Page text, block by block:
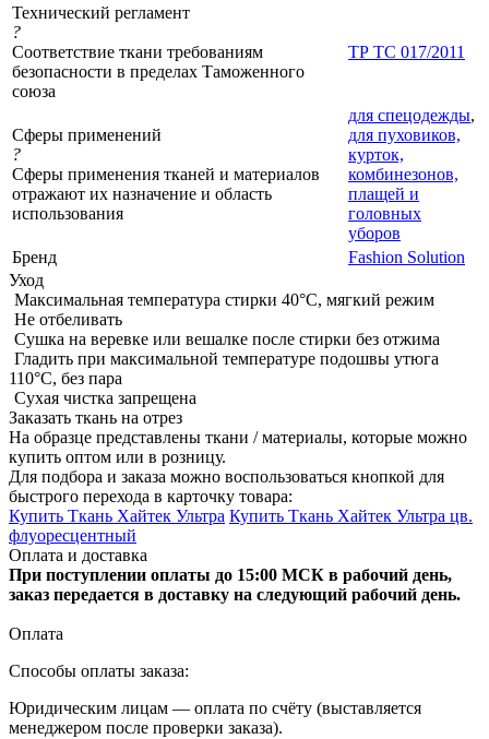
Технический регламент
?
Соответствие ткани требованиям
безопасности в пределах Таможенного
союза
ТР ТС 017/2011
Сферы применений
?
Сферы применения тканей и материалов
отражают их назначение и область
использования
для спецодежды,
для пуховиков,
курток,
комбинезонов,
плащей и
головных
уборов
Бренд
Fashion Solution
Уход
Максимальная температура стирки 40°C, мягкий режим
Не отбеливать
Сушка на веревке или вешалке после стирки без отжима
Гладить при максимальной температуре подошвы утюга
110°C, без пара
Сухая чистка запрещена
Заказать ткань на отрез
На образце представлены ткани / материалы, которые можно
купить оптом или в розницу.
Для подбора и заказа можно воспользоваться кнопкой для
быстрого перехода в карточку товара:
Купить Ткань Хайтек Ультра Купить Ткань Хайтек Ультра цв.
флуоресцентный
Оплата и доставка
При поступлении оплаты до 15:00 МСК в рабочий день,
заказ передается в доставку на следующий рабочий день.
Оплата
Способы оплаты заказа:
Юридическим лицам — оплата по счёту (выставляется
менеджером после проверки заказа).